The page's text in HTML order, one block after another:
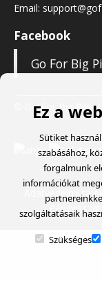
Email:
Facebook
Go For Big
© Go For Big Pike
Adatvédelmi
Ez a
Sütiket
szabásához,
forgalmunk
információkat
szolgáltatásaik
Szükséges